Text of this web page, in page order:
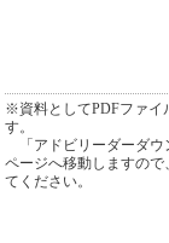
※資料としてPDFファイ
す。
「アドビリーダーダウ
ページへ移動しますの
てください。